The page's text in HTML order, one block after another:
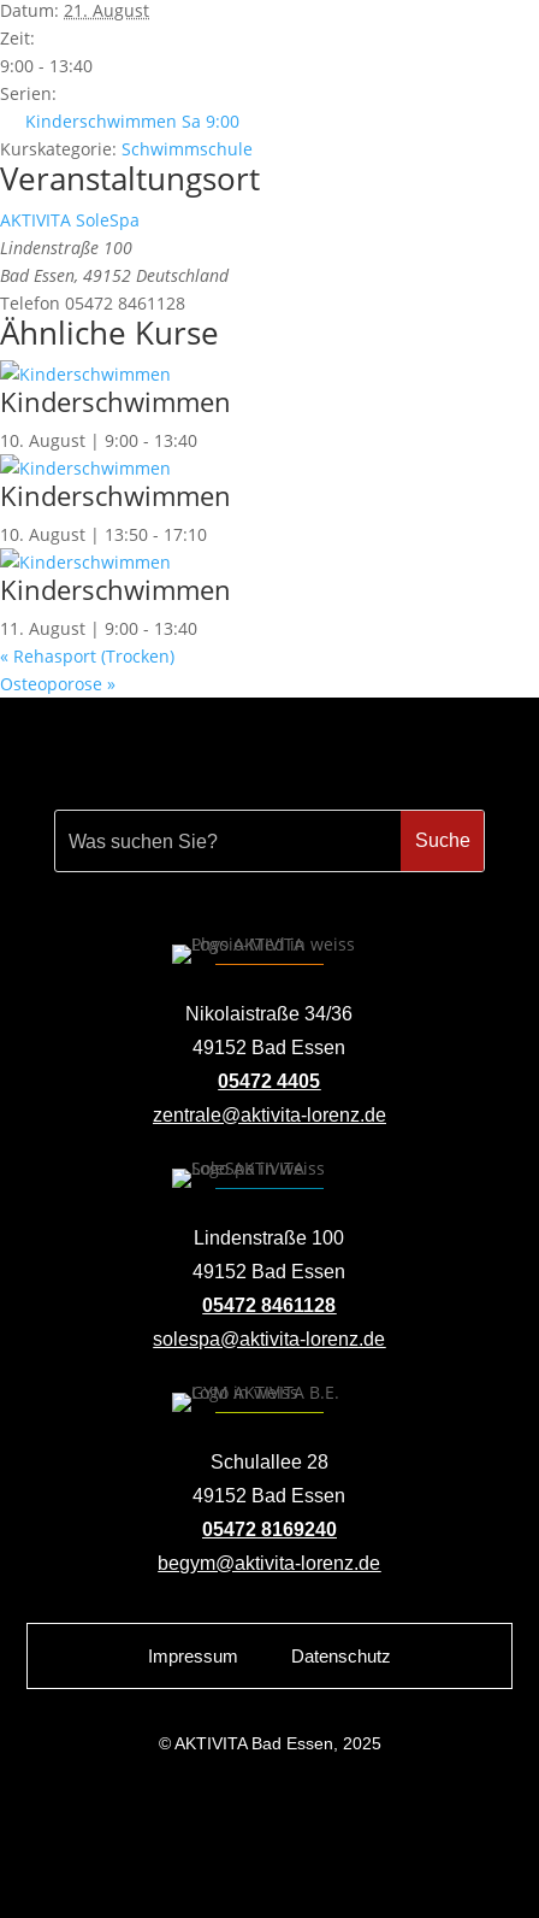
Datum: 21. August
Zeit:
9:00 - 13:40
Serien:
Kinderschwimmen Sa 9:00
Kurskategorie: Schwimmschule
Veranstaltungsort
AKTIVITA SoleSpa
Lindenstraße 100
Bad Essen, 49152 Deutschland
Telefon 05472 8461128
Ähnliche Kurse
Kinderschwimmen
10. August | 9:00 - 13:40
Kinderschwimmen
10. August | 13:50 - 17:10
Kinderschwimmen
11. August | 9:00 - 13:40
« Rehasport (Trocken)
Osteoporose »
Nikolaistraße 34/36
49152 Bad Essen
05472 4405
zentrale@aktivita-lorenz.de
Lindenstraße 100
49152 Bad Essen
05472 8461128
solespa@aktivita-lorenz.de
Schulallee 28
49152 Bad Essen
05472 8169240
begym@aktivita-lorenz.de
Impressum Datenschutz
© AKTIVITA Bad Essen, 2025